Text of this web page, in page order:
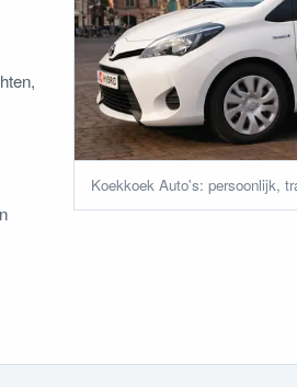
Koekkoek Auto's: persoonlijk,